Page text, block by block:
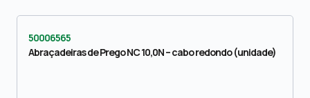
50006565
Abraçadeiras de Prego NC 10,0N – cabo redondo (unidade)